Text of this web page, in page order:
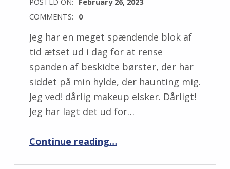
COMMENTS: 0
Jeg har en meget spændende blok af
tid ætset ud i dag for at rense
spanden af ​​beskidte børster, der har
siddet på min hylde, der haunting mig.
Jeg ved! dårlig makeup elsker. Dårligt!
Jeg har lagt det ud for…
Continue reading…